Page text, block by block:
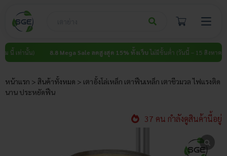
content
นั้น) 8.8 Mega Sale ลดสูงสุด 15% ทั้งเว็บไม่มีขั้นต่ำ (วันนี้ – 15 สิงหาคม นี้ เท่านั้
หน้าแรก > สินค้าทั้งหมด > เตาอั้งโล่เหล็ก เตาฟืนเหล็ก เตาชีวมวล ไฟแรงติด
นาน ประหยัดฟืน
37 คน กำลังดูสินค้านี้อยู่